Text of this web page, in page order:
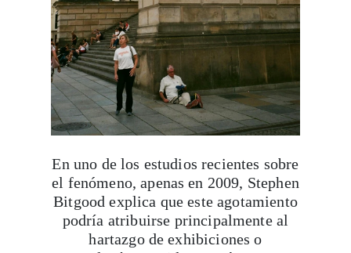
En uno de los estudios recientes sobre
el fenómeno, apenas en 2009, Stephen
Bitgood explica que este agotamiento
podría atribuirse principalmente al
hartazgo de exhibiciones o